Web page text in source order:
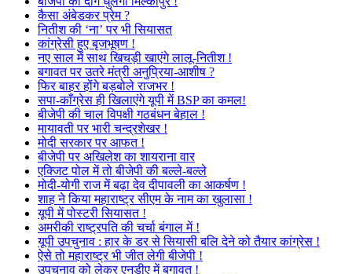
कैसा अंबेडकर प्रेम ?
नितीश की ‘ना’ पर भी सियासत
कांग्रेसी हुए बृजभूषण !
नए साल में साथ खिचड़ी खाएंगे लालू-नितीश !
बगावत पर उतरे मंत्री अनुप्रिया-आशीष ?
फिर बाहर होंगे बड़बोले राजभर !
सपा-काँग्रेस ही खिलाएंगे यूपी में BSP का कमल!
बीजेपी की चाल विपक्षी गठबंधन बेहाल !
मायावती पर भारी चन्द्रशेखर !
मोदी सरकार पर आफत !
बीजेपी पर अखिलेश का शायराना वार
एक्जिट पोल में तो बीजेपी की बल्ले-बल्ले
मोदी-योगी राज में बढ़ा देव दीपावली का आकर्षण !
शाह ने किया महाराष्ट्र सीएम के नाम का खुलासा !
यूपी में पोस्टरी सियासत !
अमरीकी राष्ट्रपति की चर्चा बंगाल में !
यूपी उपचुनाव : हार के डर से सियासी बलि देने को तैयार कांग्रेस !
ऐसे तो महाराष्ट्र भी जीत लेगी बीजेपी !
उपचुनाव को लेकर एनडीए में बगावत !